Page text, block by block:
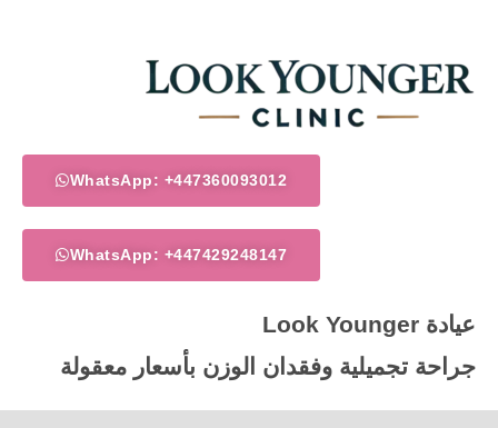
المحتوى
WhatsApp: +447360093012
WhatsApp: +447429248147
عيادة Look Younger
جراحة تجميلية وفقدان الوزن بأسعار معقولة